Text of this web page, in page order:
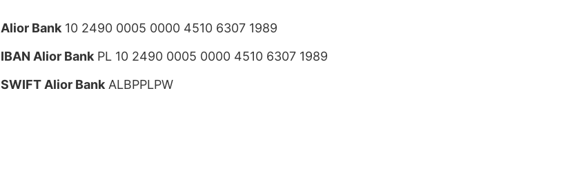
Alior Bank 10 2490 0005 0000 4510 6307 1989
IBAN Alior Bank PL 10 2490 0005 0000 4510 6307 1989
SWIFT Alior BankALBPPLPW